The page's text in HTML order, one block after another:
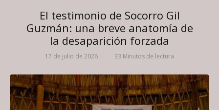
El testimonio de Socorro Gil
Guzmán: una breve anatomía de
la desaparición forzada
17 de julio de 2026 · · 33 Minutos de lectura